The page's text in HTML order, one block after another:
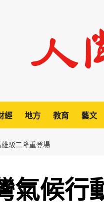
經 地方 教育 藝文
駁二隆重登場
氣候行